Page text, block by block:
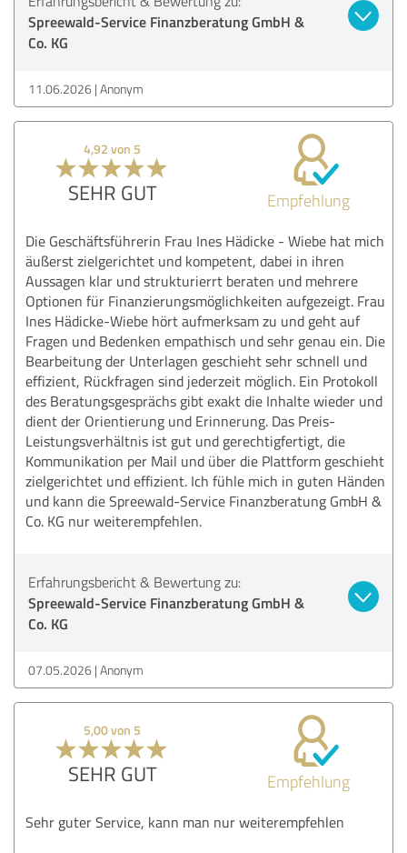
Spreewald-Service Finanzberatung GmbH &
Co. KG
11.06.2026 Anonym
4,92 von 5
SEHR GUT Empfehlung
Die Geschäftsführerin Frau Ines Hädicke - Wiebe hat mich
äußerst zielgerichtet und kompetent, dabei in ihren
Aussagen klar und strukturierrt beraten und mehrere
Optionen für Finanzierungsmöglichkeiten aufgezeigt. Frau
Ines Hädicke-Wiebe hört aufmerksam zu und geht auf
Fragen und Bedenken empathisch und sehr genau ein. Die
Bearbeitung der Unterlagen geschieht sehr schnell und
effizient, Rückfragen sind jederzeit möglich. Ein Protokoll
des Beratungsgesprächs gibt exakt die Inhalte wieder und
dient der Orientierung und Erinnerung. Das Preis-
Leistungsverhältnis ist gut und gerechtigfertigt, die
Kommunikation per Mail und über die Plattform geschieht
zielgerichtet und effizient. Ich fühle mich in guten Händen
und kann die Spreewald-Service Finanzberatung GmbH &
Co. KG nur weiterempfehlen.
Erfahrungsbericht & Bewertung zu:
Spreewald-Service Finanzberatung GmbH &
Co. KG
07.05.2026 Anonym
5,00 von 5
SEHR GUT Empfehlung
Sehr guter Service, kann man nur weiterempfehlen